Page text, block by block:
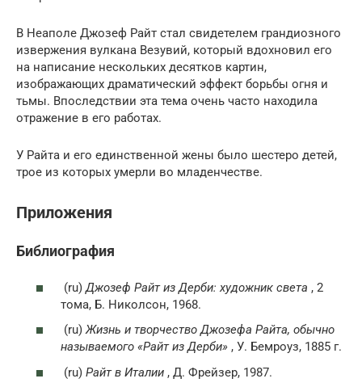
В Неаполе Джозеф Райт стал свидетелем грандиозного
извержения вулкана Везувий, который вдохновил его
на написание нескольких десятков картин,
изображающих драматический эффект борьбы огня и
тьмы. Впоследствии эта тема очень часто находила
отражение в его работах.
У Райта и его единственной жены было шестеро детей,
трое из которых умерли во младенчестве.
Приложения
Библиография
(ru)Джозеф Райт из Дерби: художник света , 2
тома, Б. Николсон, 1968.
(ru)Жизнь и творчество Джозефа Райта, обычно
называемого «Райт из Дерби» , У. Бемроуз, 1885 г.
(ru) Райт в Италии , Д. Фрейзер, 1987.